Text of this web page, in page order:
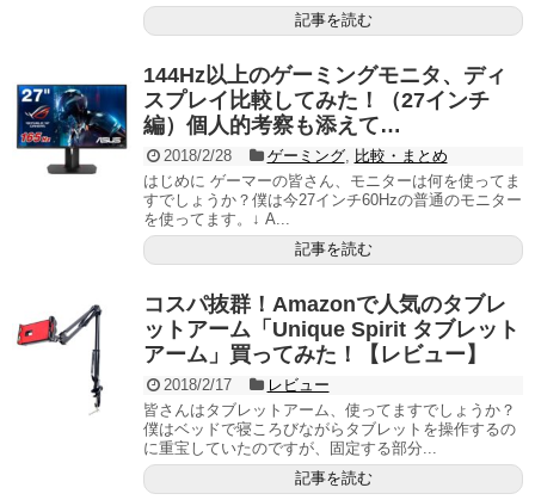
記事を読む
144Hz以上のゲーミングモニタ、ディ
スプレイ比較してみた！（27インチ
編）個人的考察も添えて…
2018/2/28 ゲーミング, 比較・まとめ
はじめに ゲーマーの皆さん、モニターは何を使ってま
すでしょうか？僕は今27インチ60Hzの普通のモニター
を使ってます。↓ A...
記事を読む
コスパ抜群！Amazonで人気のタブレ
ットアーム「Unique Spirit タブレット
アーム」買ってみた！【レビュー】
2018/2/17
レビュー
皆さんはタブレットアーム、使ってますでしょうか？
僕はベッドで寝ころびながらタブレットを操作するの
に重宝していたのですが、固定する部分...
記事を読む